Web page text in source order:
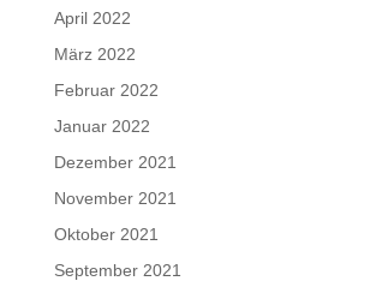
April 2022
März 2022
Februar 2022
Januar 2022
Dezember 2021
November 2021
Oktober 2021
September 2021